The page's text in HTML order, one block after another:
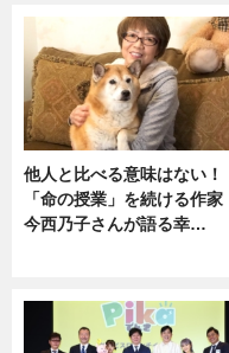
他人と比べる意味はない！
「命の授業」を続ける作家
今西乃子さんが語る幸…